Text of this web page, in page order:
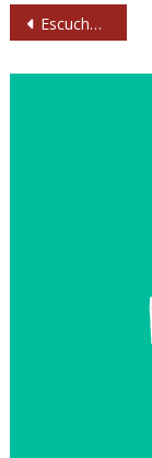
Navegación
Escucha las primeras sesiones de estudio de Pearl Jam (1990)